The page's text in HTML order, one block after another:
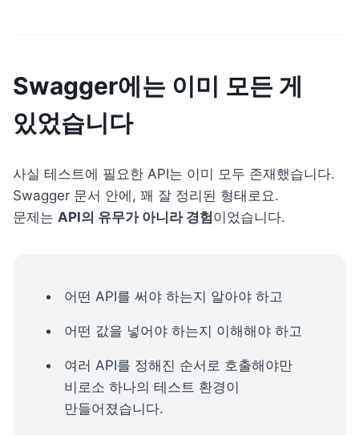
Swagger에는 이미 모든 게
있었습니다
사실 테스트에 필요한 API는 이미 모두 존재했습니다.
Swagger 문서 안에, 꽤 잘 정리된 형태로요.
문제는 API의 유무가 아니라 경험이었습니다.
어떤 API를 써야 하는지 알아야 하고
어떤 값을 넣어야 하는지 이해해야 하고
여러 API를 정해진 순서로 호출해야만
비로소 하나의 테스트 환경이
만들어졌습니다.